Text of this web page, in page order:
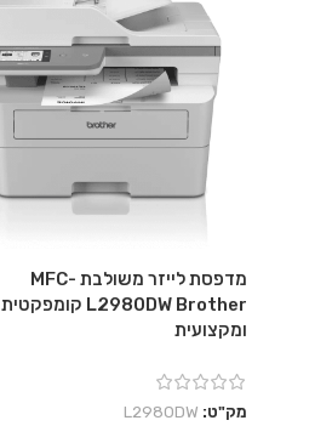
מדפסת לייזר משולבת MFC-
L2980DW Brother קומפקטית
ומקצועית
מק"ט: L2980DW